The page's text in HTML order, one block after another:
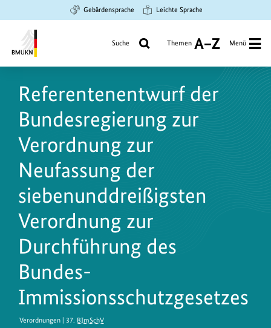
Hauptinhalt
springen
Suche
springen
Hauptnavigation
springen
Gebärdensprache Leichte Sprache
Umwelt,
Naturschutz
und
nukleare
Sicherheit
Suche Themen
A
Z
Menü
Referentenentwurf der
Bundesregierung zur
Verordnung zur
Neufassung der
siebenunddreißigsten
Verordnung zur
Durchführung des
Bundes-
Immissionsschutzgesetzes
Verordnungen | 37. BImSchV